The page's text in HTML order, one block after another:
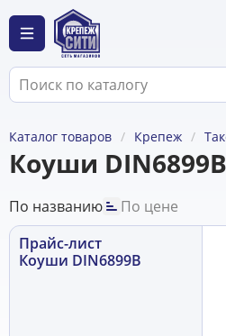
Каталог товаров Крепеж
Коуши DIN6899B
По названию
По цене
Прайс-лист
Коуши DIN6899B